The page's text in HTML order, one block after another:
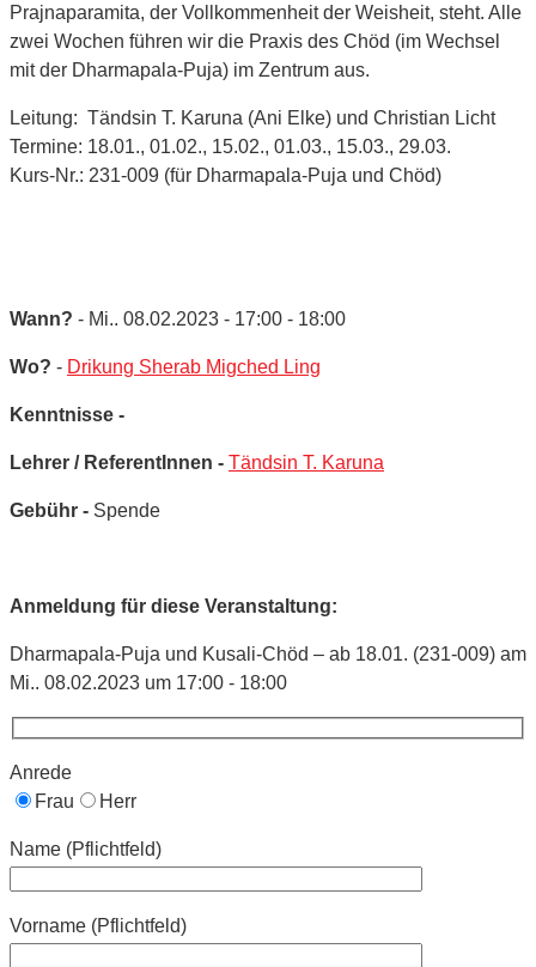
Prajnaparamita, der Vollkommenheit der Weisheit, steht. Alle
zwei Wochen führen wir die Praxis des Chöd (im Wechsel
mit der Dharmapala-Puja) im Zentrum aus.
Leitung: Tändsin T. Karuna (Ani Elke) und Christian Licht
Termine: 18.01., 01.02., 15.02., 01.03., 15.03., 29.03.
Kurs-Nr.: 231-009 (für Dharmapala-Puja und Chöd)
Wann? - Mi.. 08.02.2023 - 17:00 - 18:00
Wo? - Drikung Sherab Migched Ling
Kenntnisse -
Lehrer / ReferentInnen - Tändsin T. Karuna
Gebühr - Spende
Anmeldung für diese Veranstaltung:
Dharmapala-Puja und Kusali-Chöd – ab 18.01. (231-009) am
Mi.. 08.02.2023 um 17:00 - 18:00
Anrede
Frau
Herr
Name (Pflichtfeld)
Vorname (Pflichtfeld)